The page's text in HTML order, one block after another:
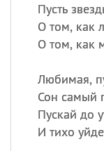
Пусть
О том, как
О том, как
Любимая,
Сон самый
Пускай до
И тихо